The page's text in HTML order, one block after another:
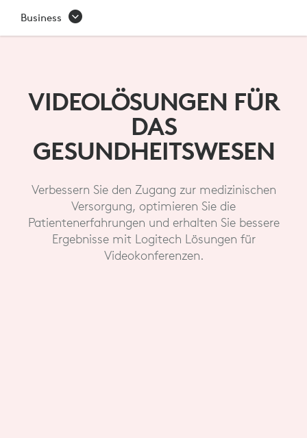
VIDEOLÖSUNGEN
GESUNDHEITSWESEN
Business
VIDEOLÖSUNGEN FÜR
DAS
GESUNDHEITSWESEN
Verbessern Sie den Zugang zur medizinischen
Versorgung, optimieren Sie die
Patientenerfahrungen und erhalten Sie bessere
Ergebnisse mit Logitech Lösungen für
Videokonferenzen.